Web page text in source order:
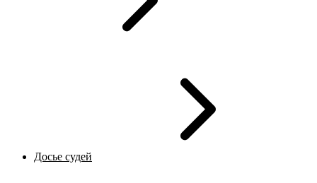
Досье судей